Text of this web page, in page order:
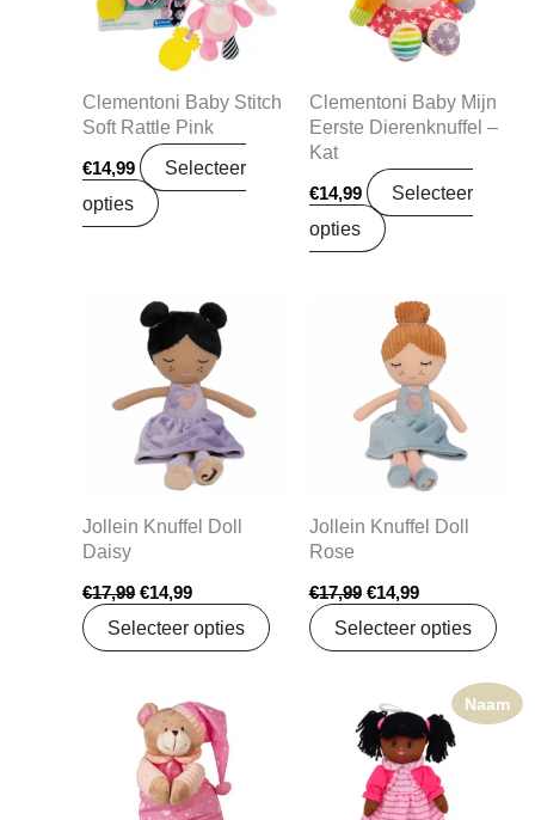
Clementoni Baby Stitch
Soft Rattle Pink
€14,99
Selecteer
opties
Clementoni Baby Mijn
Eerste Dierenknuffel –
Kat
€14,99
Selecteer
opties
Jollein Knuffel Doll
Daisy
€17,99
Oorspronkelijke
prijs
was:
€17,99.
€14,99
Huidige
prijs
is:
€14,99.
Selecteer opties
Jollein Knuffel Doll
Rose
€17,99
Oorspronkelijke
prijs
was:
€17,99.
€14,99
Huidige
prijs
is:
€14,99.
Selecteer opties
Naam